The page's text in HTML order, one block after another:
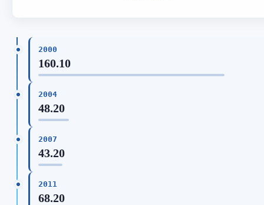
2000
160.10
2004
48.20
2007
43.20
2011
68.20